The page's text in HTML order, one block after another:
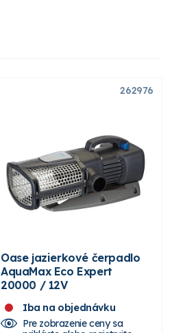
262976
Oase jazierkové čerpadlo
AquaMax Eco Expert
20000 / 12V
Iba na objednávku
Pre zobrazenie ceny sa